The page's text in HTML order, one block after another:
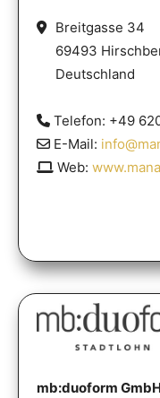
Breitgasse 34
69493
Deutschland
Telefon: +49
E-Mail:
Web:
mb:duoform GmbH